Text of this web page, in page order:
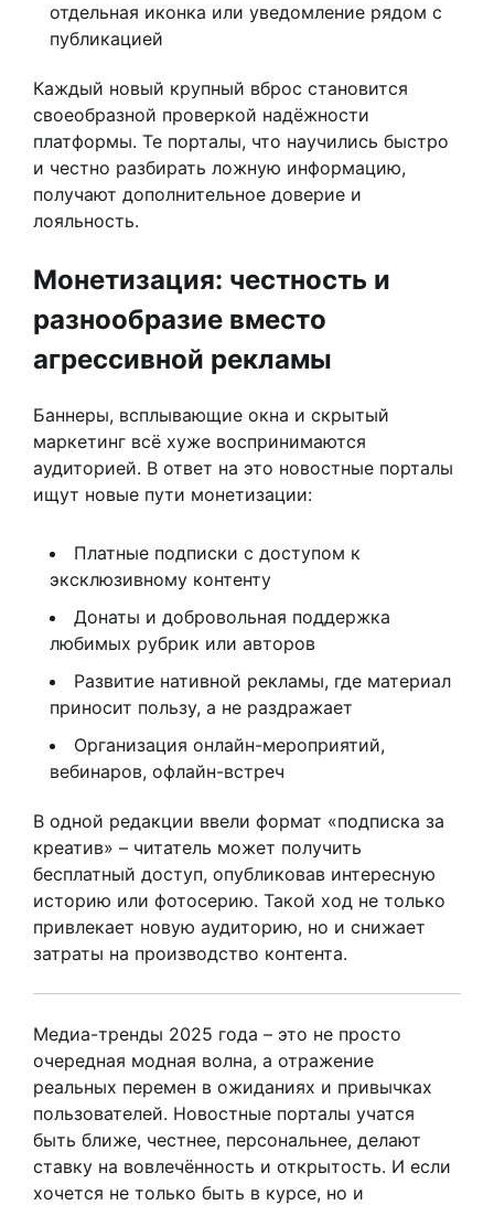
отдельная иконка или уведомление рядом с
публикацией
Каждый новый крупный вброс становится
своеобразной проверкой надёжности
платформы. Те порталы, что научились быстро
и честно разбирать ложную информацию,
получают дополнительное доверие и
лояльность.
Монетизация: честность и
разнообразие вместо
агрессивной рекламы
Баннеры, всплывающие окна и скрытый
маркетинг всё хуже воспринимаются
аудиторией. В ответ на это новостные порталы
ищут новые пути монетизации:
Платные подписки с доступом к
эксклюзивному контенту
Донаты и добровольная поддержка
любимых рубрик или авторов
Развитие нативной рекламы, где материал
приносит пользу, а не раздражает
Организация онлайн-мероприятий,
вебинаров, офлайн-встреч
В одной редакции ввели формат «подписка за
креатив» – читатель может получить
бесплатный доступ, опубликовав интересную
историю или фотосерию. Такой ход не только
привлекает новую аудиторию, но и снижает
затраты на производство контента.
Медиа-тренды 2025 года – это не просто
очередная модная волна, а отражение
реальных перемен в ожиданиях и привычках
пользователей. Новостные порталы учатся
быть ближе, честнее, персональнее, делают
ставку на вовлечённость и открытость. И если
хочется не только быть в курсе, но и